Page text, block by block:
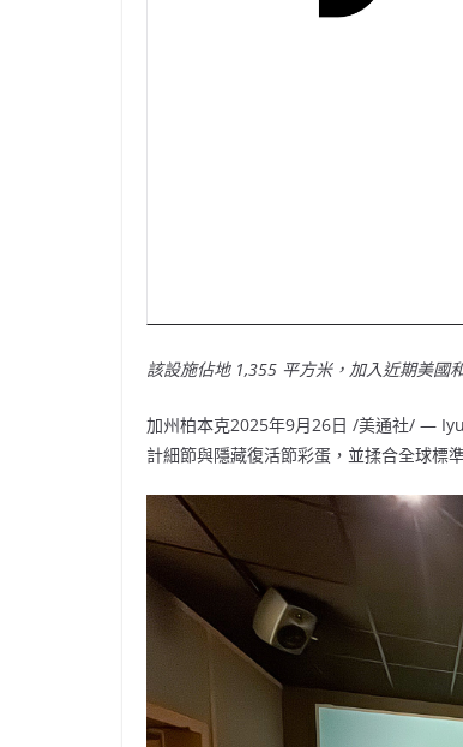
該設施佔地 1,355 平方米，加入近期美國
加州柏本克2025年9月26日 /美通社/ —
計細節與隱藏復活節彩蛋，並揉合全球標